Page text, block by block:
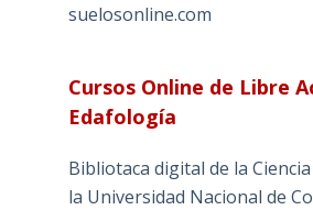
suelosonline.com
Cursos Online de Libre
Edafología
Bibliotaca digital de la
la Universidad Nacional de